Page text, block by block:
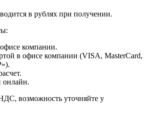
в рублях при получении.
компании.
в офисе компании (VISA, MasterCard,
онлайн.
возможность уточняйте у